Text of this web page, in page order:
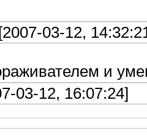
[2007-03-12,
и
03-12, 16:07:24]